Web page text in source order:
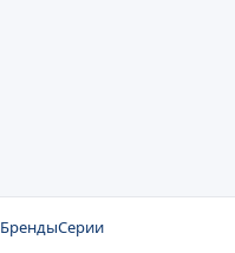
БрендыСерии